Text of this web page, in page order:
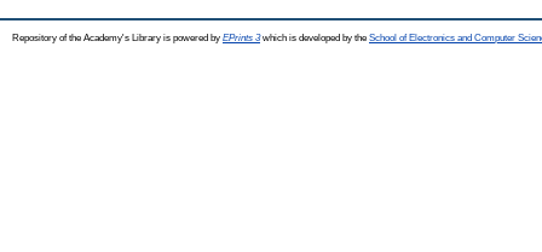
Repository of the Academy's Library is powered by EPrints 3which is developed by the School of Electronics and Computer